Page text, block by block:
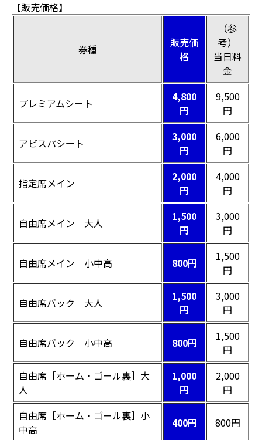
【販売価格】
券種
販売価
格
（参
考）
当日料
金
プレミアムシート
4,800
円
9,500
円
アビスパシート
3,000
円
6,000
円
指定席メイン
2,000
円
4,000
円
自由席メイン 大人
1,500
円
3,000
円
自由席メイン 小中高 800円
1,500
円
自由席バック 大人
1,500
円
3,000
円
自由席バック 小中高 800円
1,500
円
自由席［ホーム・ゴール裏］大
人
1,000
円
2,000
円
自由席［ホーム・ゴール裏］小
中高
400円 800円